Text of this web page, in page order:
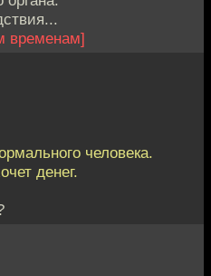
временам]
человека.
денег.